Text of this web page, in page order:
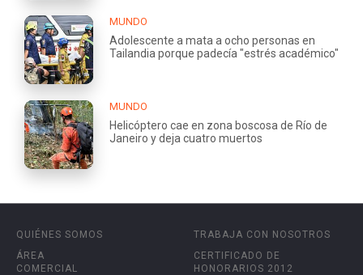
MUNDO
Adolescente a mata a ocho personas en
Tailandia porque padecía "estrés académico"
MUNDO
Helicóptero cae en zona boscosa de Río de
Janeiro y deja cuatro muertos
QUIÉNES SOMOS
ÁREA
COMERCIAL
TRABAJA CON NOSOTROS
CERTIFICADO DE
HONORARIOS 2012